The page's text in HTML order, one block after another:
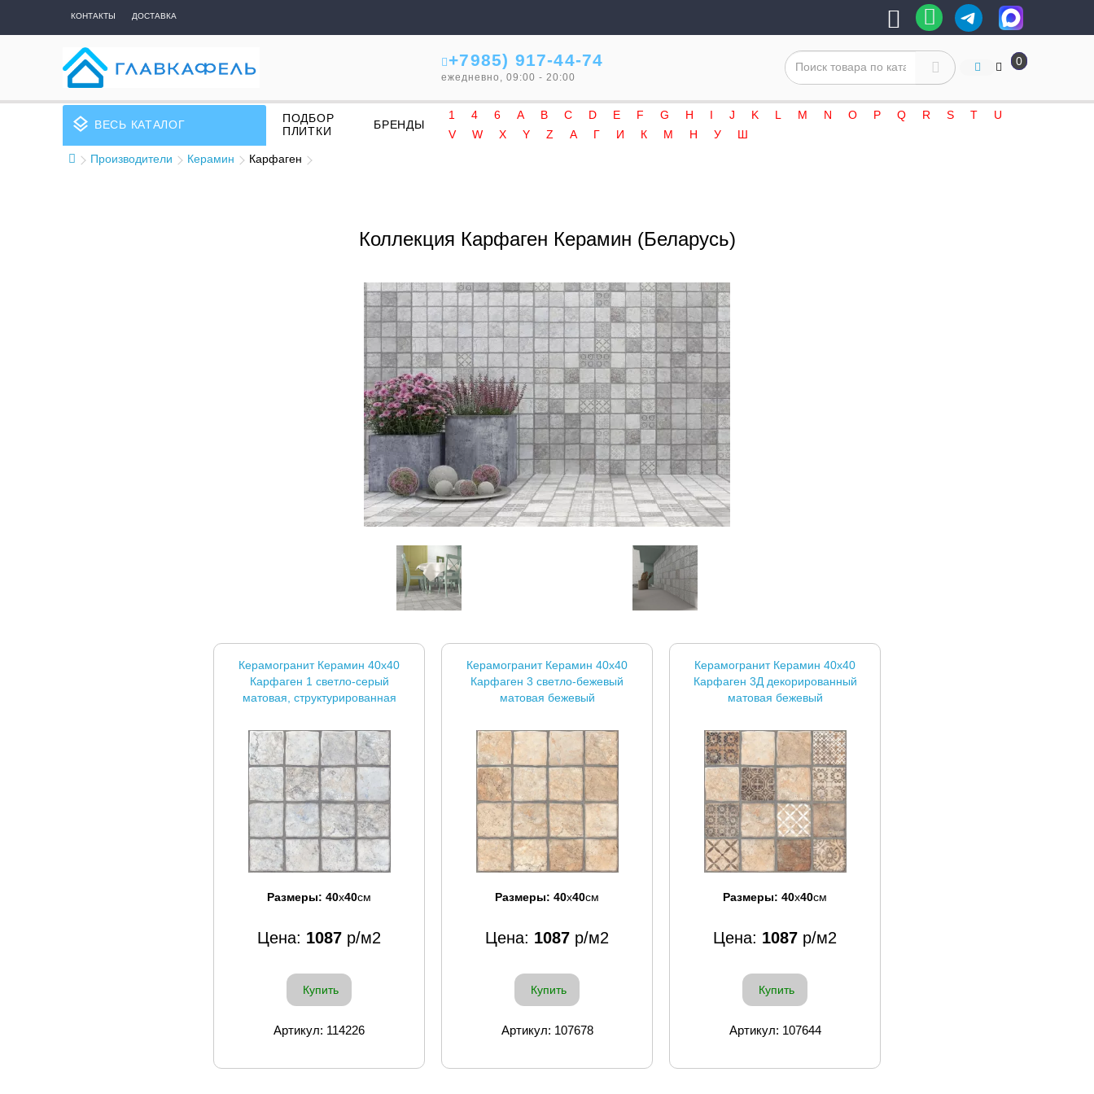
КОНТАКТЫ ДОСТАВКА
+7985) 917-44-74
ежедневно, 09:00 - 20:00
0
layers ВЕСЬ КАТАЛОГ
ПОДБОР
ПЛИТКИ
БРЕНДЫ
1 4 6 A B C D E F G H I J K L M N O P Q R S T
U
V
W X Y Z А Г И К М Н У
Ш
Производители
Керамин Карфаген
Коллекция Карфаген Керамин (Беларусь)
Керамогранит Керамин 40x40
Карфаген 1 светло-серый
матовая, структурированная
Размеры: 40x40см
Цена: 1087 р/м2
Купить
Артикул: 114226
Керамогранит Керамин 40x40
Карфаген 3 светло-бежевый
матовая бежевый
Размеры: 40x40см
Цена: 1087 р/м2
Купить
Артикул: 107678
Керамогранит Керамин 40x40
Карфаген 3Д декорированный
матовая бежевый
Размеры: 40x40см
Цена: 1087 р/м2
Купить
Артикул: 107644